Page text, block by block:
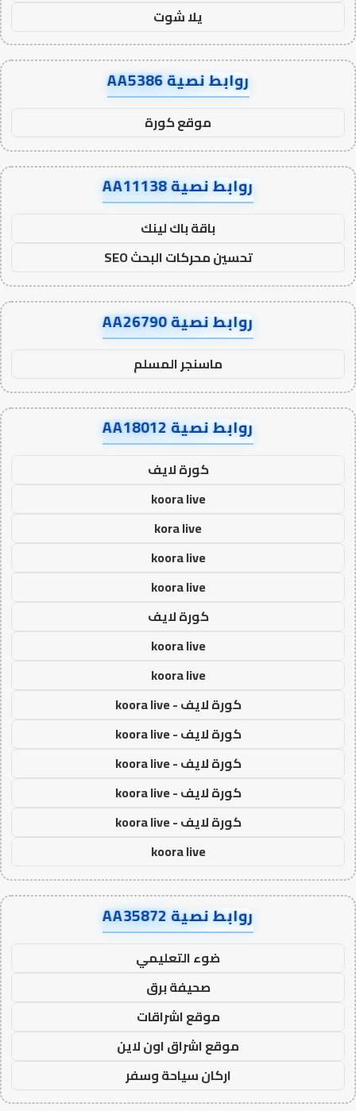
يلا شوت
روابط نصية AA5386
موقع كورة
روابط نصية AA11138
باقة باك لينك
تحسين محركات البحث SEO
روابط نصية AA26790
ماسنجر المسلم
روابط نصية AA18012
كورة لايف
koora live
kora live
koora live
koora live
كورة لايف
koora live
koora live
كورة لايف - koora live
كورة لايف - koora live
كورة لايف - koora live
كورة لايف - koora live
كورة لايف - koora live
koora live
روابط نصية AA35872
ضوء التعليمي
صحيفة برق
موقع اشراقات
موقع اشراق اون لاين
اركان سياحة وسفر